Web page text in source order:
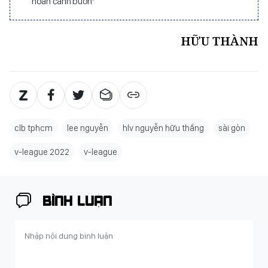
HỮU THÀNH
clb tphcm lee nguyễn hlv nguyễn hữu thắng sài gòn
v-league 2022 v-league
BÌNH LUẬN